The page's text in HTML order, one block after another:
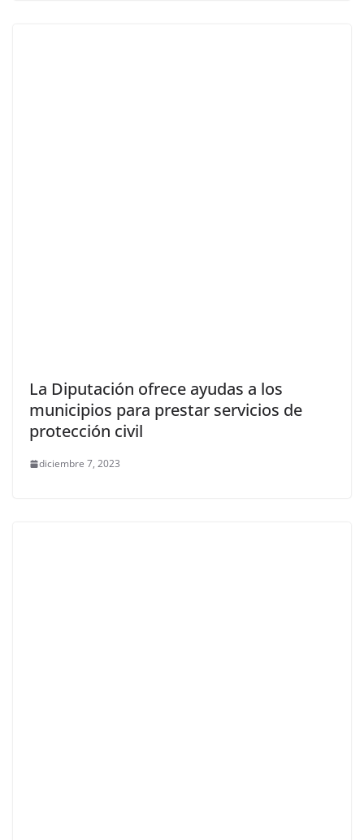
La Diputación ofrece ayudas a los
municipios para prestar servicios de
protección civil
diciembre 7, 2023